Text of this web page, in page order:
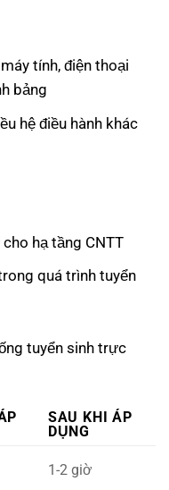
tính, điện thoại
bảng
hệ điều hành khác
hạ tầng CNTT
quá trình tuyển
tuyển sinh trực
SAU KHI ÁP
DỤNG
1-2 giờ